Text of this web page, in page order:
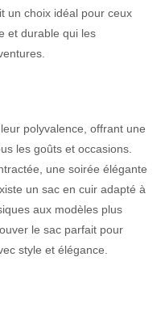
un choix idéal pour ceux
et durable qui les
polyvalence, offrant une
les goûts et occasions.
une soirée élégante
un sac en cuir adapté à
aux modèles plus
le sac parfait pour
style et élégance.